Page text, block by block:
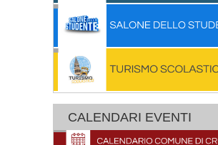
CALENDARI EVENTI